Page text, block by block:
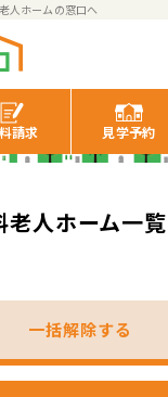
人ホームの窓口へ
請求 見学予約
料老人
老人ホーム一覧
一括解除する